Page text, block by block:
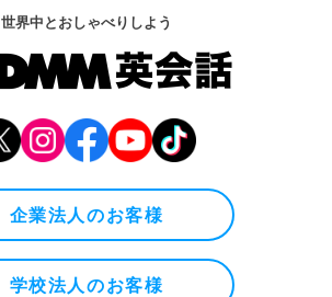
世界中とおしゃべりしよう
企業法人のお客様
学校法人のお客様